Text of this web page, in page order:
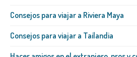
Consejos para viajar a Riviera Maya
Consejos para viajar a Tailandia